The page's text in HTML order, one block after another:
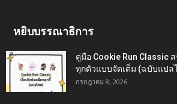
หยิบบรรณาธิการ
คู่มือ Cookie Run Classic
ทุกตัวแบบจัดเต็ม (ฉบับแปล
กรกฎาคม 8, 2026